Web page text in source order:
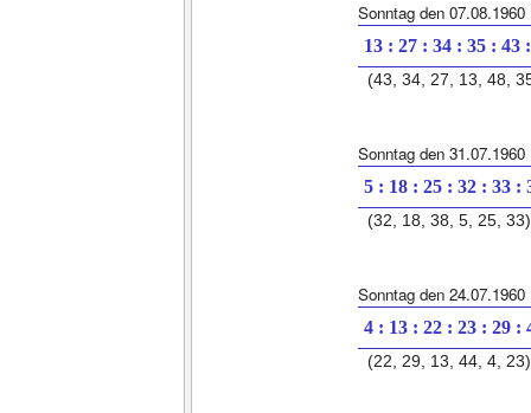
Sonntag den 07.08.1960
13 : 27 : 34 : 35 : 43
(43, 34, 27, 13, 48,
Sonntag den 31.07.1960
5 : 18 : 25 : 32 : 33 :
(32, 18, 38, 5, 25, 33)
Sonntag den 24.07.1960
4 : 13 : 22 : 23 : 29 :
(22, 29, 13, 44, 4, 23)